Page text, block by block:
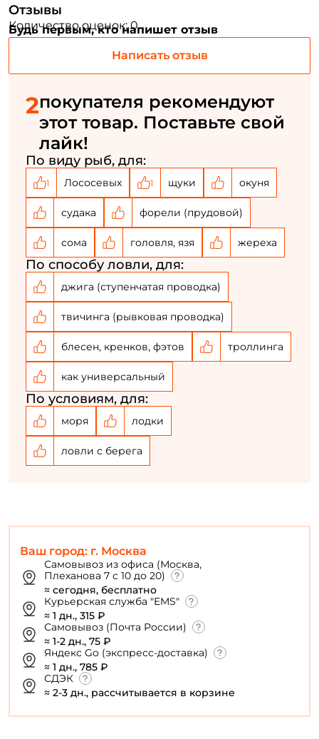
Ваш город: г. Москва
Самовывоз из офиса (Москва,
Плеханова 7 с 10 до 20)
≈ сегодня, бесплатно
Курьерская служба "EMS"
≈ 1 дн., 315 ₽
Самовывоз (Почта России)
≈ 1-2 дн., 75 ₽
Яндекс Go (экспресс-доставка)
≈ 1 дн., 785 ₽
СДЭК
≈ 2-3 дн., рассчитывается в корзине
Отзывы
Количество оценок: 0
Будь первым, кто напишет отзыв
Написать отзыв
2покупателя рекомендуют
этот товар. Поставьте свой
лайк!
По виду рыб, для:
1 Лососевых 1 щуки окуня
судака форели (прудовой)
сома головля, язя жереха
По способу ловли, для:
джига (ступенчатая проводка)
твичинга (рывковая проводка)
блесен, кренков, фэтов троллинга
как универсальный
По условиям, для:
моря лодки
ловли с берега
Номер телефона: *
Придумайте пароль: *
Повторите пароль: *
Заполняя данную форму вы соглашаетесь на обработку
персональных данных
Создать аккаунт
У меня уже есть аккаунт